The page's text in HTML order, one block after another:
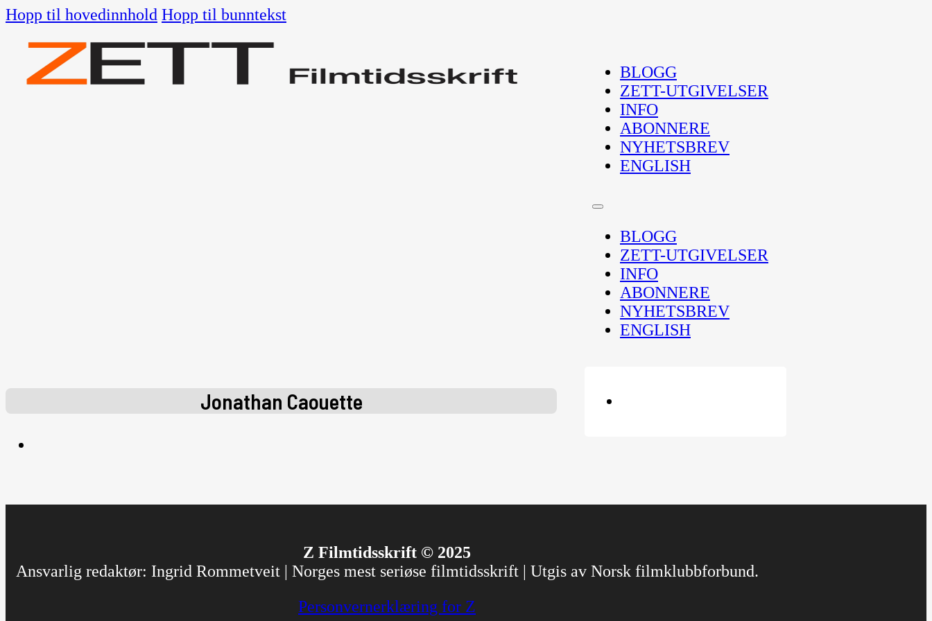
Hopp til hovedinnhold Hopp til bunntekst
BLOGG
ZETT-UTGIVELSER
INFO
ABONNERE
NYHETSBREV
ENGLISH
BLOGG
ZETT-UTGIVELSER
INFO
ABONNERE
NYHETSBREV
ENGLISH
Jonathan Caouette
Z Filmtidsskrift © 2025
Ansvarlig redaktør: Ingrid Rommetveit | Norges mest seriøse filmtidsskrift | Utgis av Norsk filmklubbforbund.
Personvernerklæring for Z